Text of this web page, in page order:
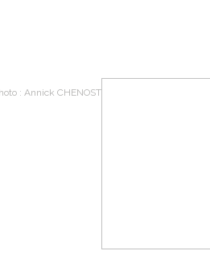
: Annick CHENOST